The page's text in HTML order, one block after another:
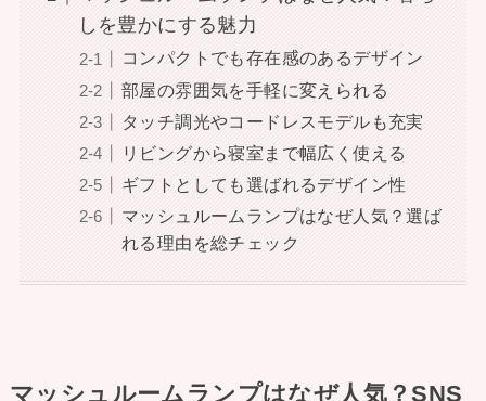
しを豊かにする魅力
コンパクトでも存在感のあるデザイン
部屋の雰囲気を手軽に変えられる
タッチ調光やコードレスモデルも充実
リビングから寝室まで幅広く使える
ギフトとしても選ばれるデザイン性
マッシュルームランプはなぜ人気？選ば
れる理由を総チェック
マッシュルームランプはなぜ人気？SNS